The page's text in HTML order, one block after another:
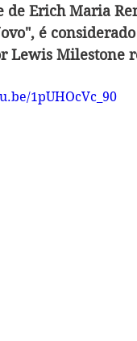
de Erich Maria
é
Lewis Milestone
1pUHOcVc_90